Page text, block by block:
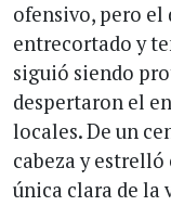
ofensivo, pero
entrecortado y
siguió siendo
despertaron el
locales. De un
cabeza y
única clara de la